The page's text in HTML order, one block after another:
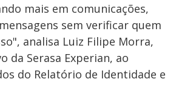
mais em comunicações,
sem verificar quem
analisa Luiz Filipe Morra,
da Serasa Experian, ao
do Relatório de Identidade e